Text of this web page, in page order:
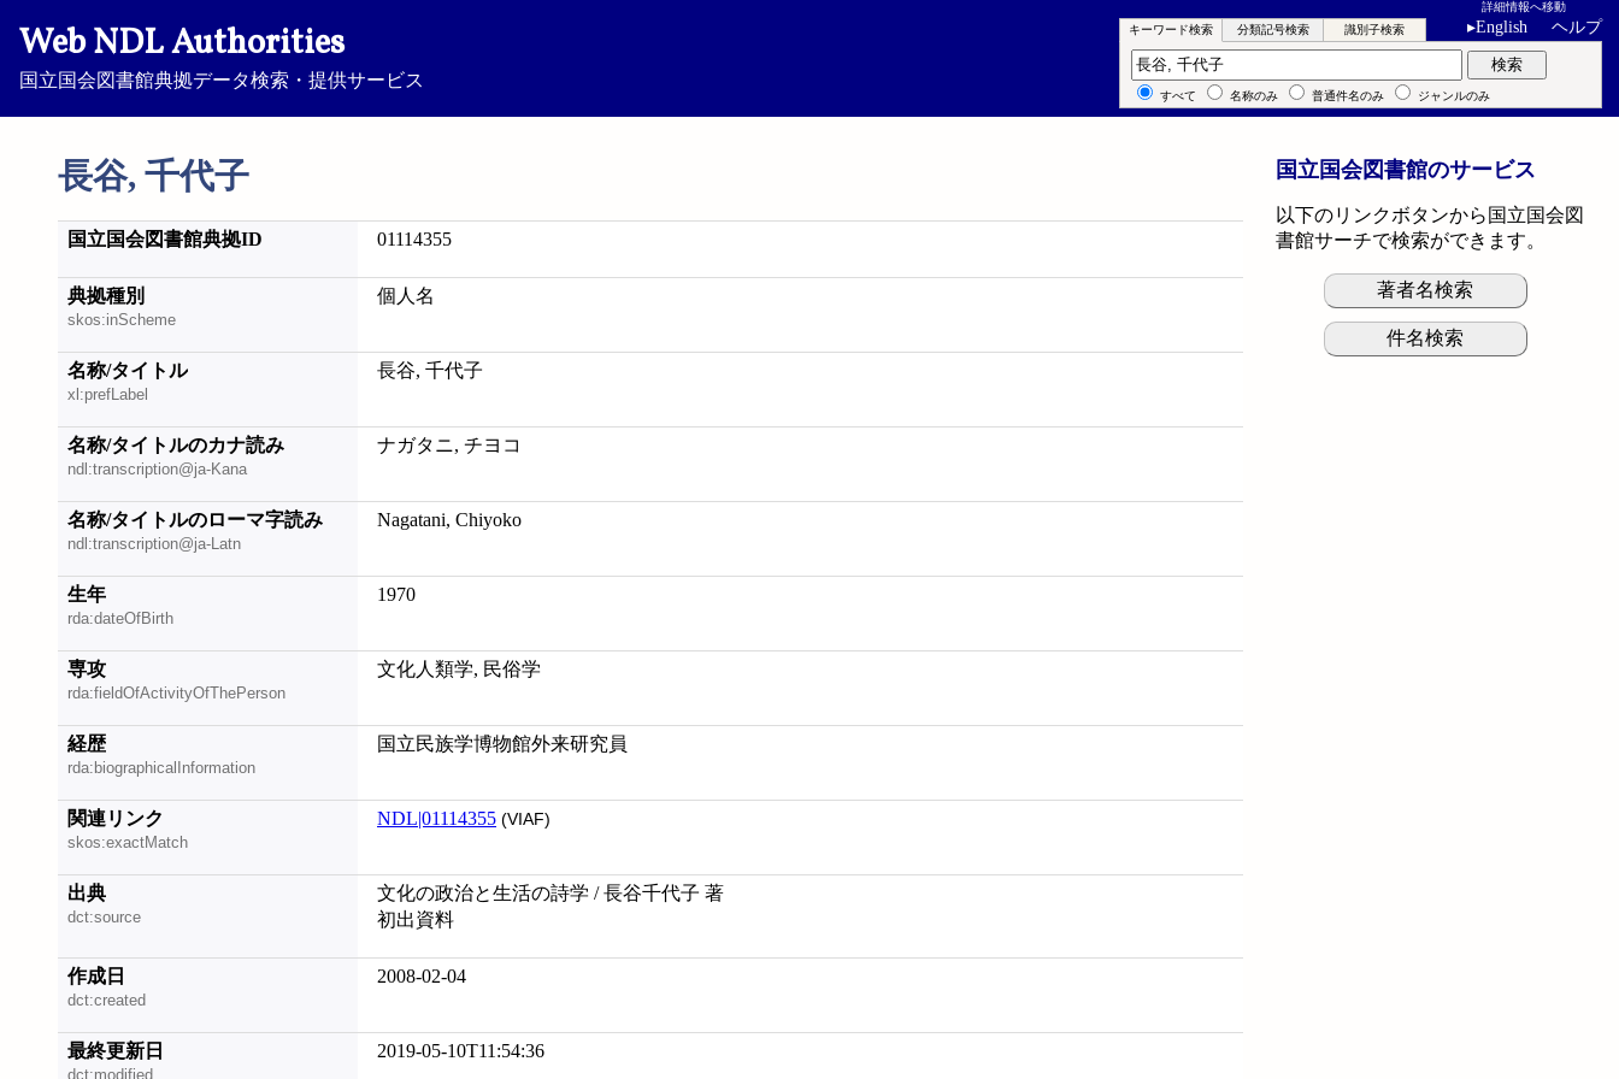
Web NDL Authorities
国立国会図書館典拠データ検索・提供サービス
詳細情報へ移動
▸English ヘルプ
長谷, 千代子
キーワード検索 分類記号検索 識別子検索
キーワード検索 検索
すべて 名称のみ 普通件名のみ ジャンルのみ
国立国会図書館典拠ID 01114355
典拠種別
skos:inScheme
個人名
名称/タイトル
xl:prefLabel
長谷, 千代子
名称/タイトルのカナ読み
ndl:transcription@ja-Kana
ナガタニ, チヨコ
名称/タイトルのローマ字読み
ndl:transcription@ja-Latn
Nagatani, Chiyoko
生年
rda:dateOfBirth
1970
専攻
rda:fieldOfActivityOfThePerson
文化人類学, 民俗学
経歴
rda:biographicalInformation
国立民族学博物館外来研究員
関連リンク
skos:exactMatch
NDL|01114355 (VIAF)
出典
dct:source
文化の政治と生活の詩学 / 長谷千代子 著
初出資料
作成日
dct:created
2008-02-04
最終更新日
dct:modified
2019-05-10T11:54:36
国立国会図書館のサービス
以下のリンクボタンから国立国会図
書館サーチで検索ができます。
著者名検索
件名検索